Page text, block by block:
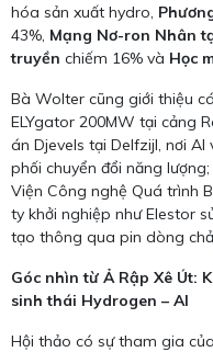
hóa sản xuất hydro,
43%, Mạng Nơ-ron Nhân
truyền chiếm 16% và Học
Bà Wolter cũng giới thiệu
ELYgator 200MW tại cảng
án Djevels tại Delfzijl, nơi
phối chuyển đổi năng
Viện Công nghệ Quá trình
ty khởi nghiệp như Elestor
tạo thông qua pin dòng
Góc nhìn từ Ả Rập Xê Út:
sinh thái Hydrogen – AI
Hội thảo có sự tham gia